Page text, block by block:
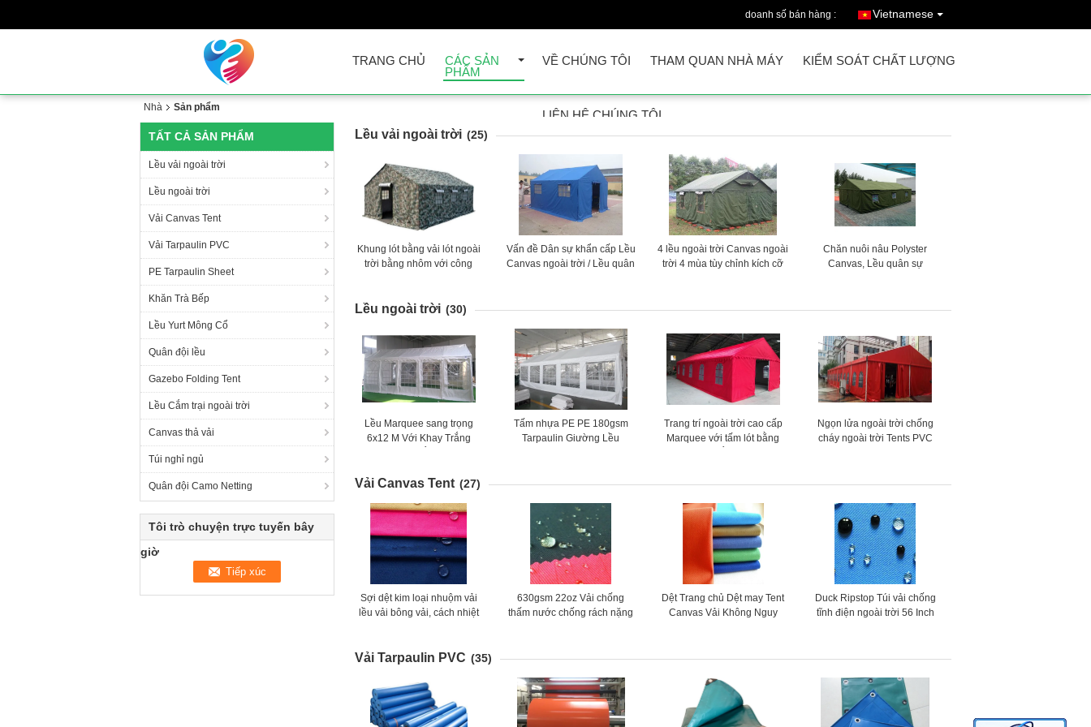
doanh số bán hàng : Vietnamese
TRANG CHỦ
CÁC SẢN
PHẨM
VỀ CHÚNG TÔI THAM QUAN NHÀ MÁY KIỂM SOÁT CHẤT LƯỢNG
LIÊN HỆ CHÚNG TÔI
Nhà Sản phẩm
TẤT CẢ SẢN PHẨM
Lều vải ngoài trời
Lều ngoài trời
Vải Canvas Tent
Vải Tarpaulin PVC
PE Tarpaulin Sheet
Khăn Trà Bếp
Lều Yurt Mông Cổ
Quân đội lều
Gazebo Folding Tent
Lều Cắm trại ngoài trời
Canvas thả vải
Túi nghỉ ngủ
Quân đội Camo Netting
Tôi trò chuyện trực tuyến bây
giờ
Lều vải ngoài trời (25)
Khung lót bằng vải lót ngoài
trời bằng nhôm với công
Vấn đề Dân sự khẩn cấp Lều
Canvas ngoài trời / Lều quân
4 lều ngoài trời Canvas ngoài
trời 4 mùa tùy chỉnh kích cỡ
Chăn nuôi nâu Polyster
Canvas, Lều quân sự
Lều ngoài trời (30)
Lều Marquee sang trọng
6x12 M Với Khay Trắng
Thép mạ kẽm &amp; Khung
Tấm nhựa PE PE 180gsm
Tarpaulin Giường Lều
Trang trí ngoài trời cao cấp
Marquee với tấm lót bằng
Ngọn lửa ngoài trời chống
cháy ngoài trời Tents PVC
Vải Canvas Tent (27)
Sợi dệt kim loại nhuộm vải
lều vải bông vải, cách nhiệt
630gsm 22oz Vải chống
thấm nước chống rách nặng
Dệt Trang chủ Dệt may Tent
Canvas Vải Không Nguy
Duck Ripstop Túi vải chống
tĩnh điện ngoài trời 56 Inch
Vải Tarpaulin PVC (35)